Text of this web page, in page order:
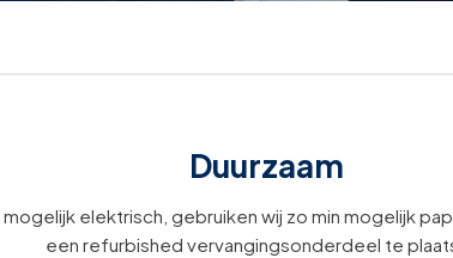
Duurzaam
elektrisch, gebruiken wij zo min mogelijk
een refurbished vervangingsonderdeel te